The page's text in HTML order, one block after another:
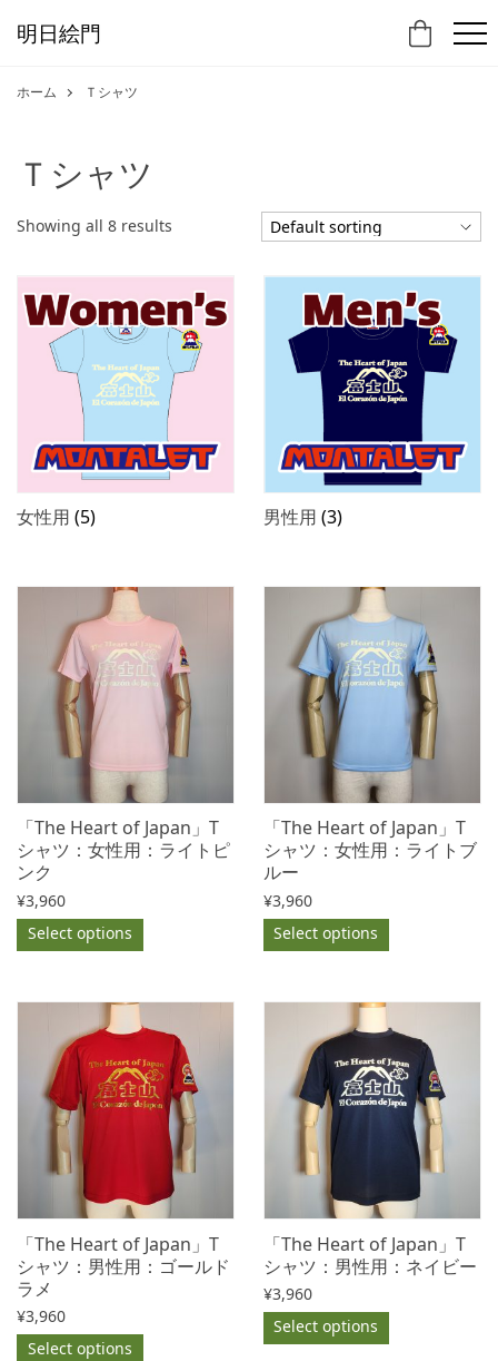
明日絵門
ホーム Ｔシャツ
Ｔシャツ
Showing all 8 results
女性用 (5) 男性用 (3)
「The Heart of Japan」T
シャツ：女性用：ライトピ
ンク
¥3,960
Select options
「The Heart of Japan」T
シャツ：女性用：ライトブ
ルー
¥3,960
Select options
「The Heart of Japan」T
シャツ：男性用：ゴールド
ラメ
¥3,960
Select options
「The Heart of Japan」T
シャツ：男性用：ネイビー
¥3,960
Select options